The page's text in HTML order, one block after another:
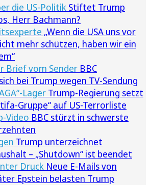
die US-Politik Stiftet Trump
Herr Bachmann?
„Wenn die USA uns vor
mehr schützen, haben wir ein
Brief vom Sender BBC
bei Trump wegen TV-Sendung
Lager Trump-Regierung setzt
Gruppe“ auf US-Terrorliste
Video BBC stürzt in schwerste
Trump unterzeichnet
– „Shutdown“ ist beendet
Druck Neue E-Mails von
Epstein belasten Trump